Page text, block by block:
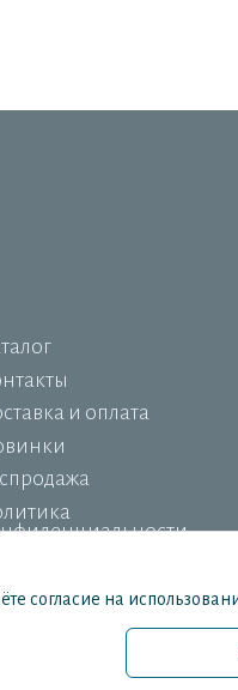
и оплата
и ни при каких
согласие на